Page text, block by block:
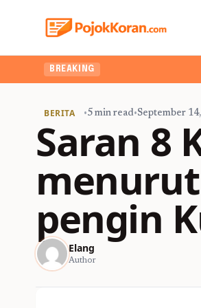
BREAKING
BERITA •5 min read•September
Saran 8
pengin
Elang
Author